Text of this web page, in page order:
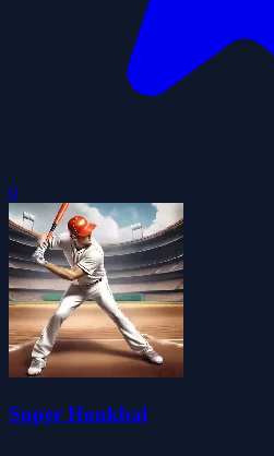
0
Super Honkbal